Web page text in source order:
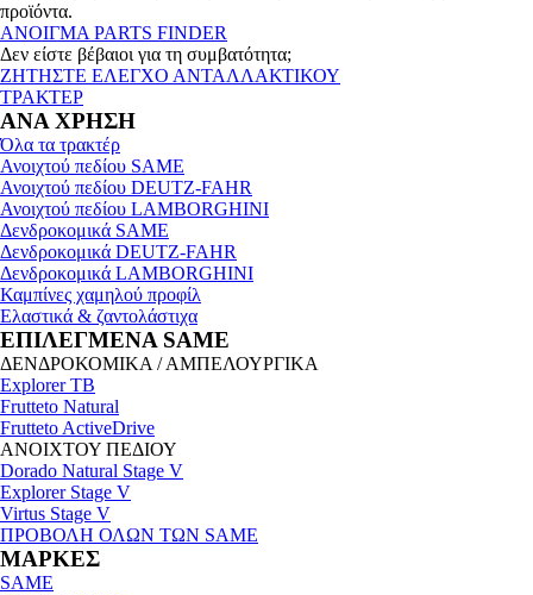
προϊόντα.
ΑΝΟΙΓΜΑ PARTS FINDER
Δεν είστε βέβαιοι για τη συμβατότητα;
ΖΗΤΗΣΤΕ ΕΛΕΓΧΟ ΑΝΤΑΛΛΑΚΤΙΚΟΥ
ΤΡΑΚΤΕΡ
ΑΝΑ ΧΡΗΣΗ
Όλα τα τρακτέρ
Ανοιχτού πεδίου SAME
Ανοιχτού πεδίου DEUTZ-FAHR
Ανοιχτού πεδίου LAMBORGHINI
Δενδροκομικά SAME
Δενδροκομικά DEUTZ-FAHR
Δενδροκομικά LAMBORGHINI
Καμπίνες χαμηλού προφίλ
Ελαστικά & ζαντολάστιχα
ΕΠΙΛΕΓΜΕΝΑ SAME
ΔΕΝΔΡΟΚΟΜΙΚΑ / ΑΜΠΕΛΟΥΡΓΙΚΑ
Explorer TB
Frutteto Natural
Frutteto ActiveDrive
ΑΝΟΙΧΤΟΥ ΠΕΔΙΟΥ
Dorado Natural Stage V
Explorer Stage V
Virtus Stage V
ΠΡΟΒΟΛΗ ΟΛΩΝ ΤΩΝ SAME
ΜΑΡΚΕΣ
SAME